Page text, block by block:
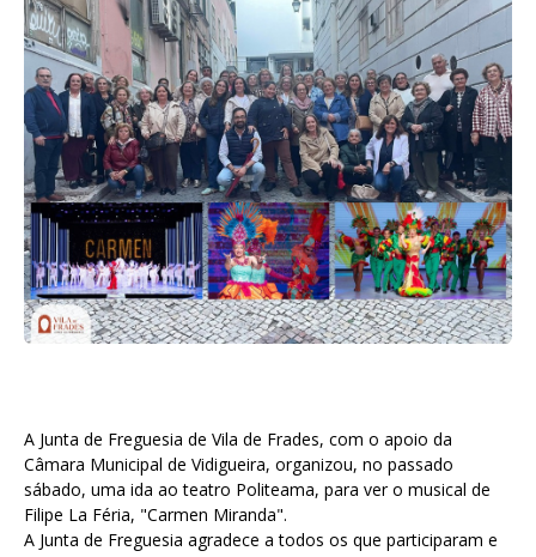
A Junta de Freguesia de Vila de Frades, com o apoio da
Câmara Municipal de Vidigueira, organizou, no passado
sábado, uma ida ao teatro Politeama, para ver o musical de
Filipe La Féria, "Carmen Miranda".
A Junta de Freguesia agradece a todos os que participaram e